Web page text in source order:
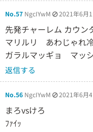
No.57 NgcIYwM 2021年6月
先発チャーレム カウン
マリルリ あわじゃれ
ガラルマッギョ マッ
返信する
No.56 NgcIYwM 2021年6月4
まろvsけろ
ﾌｧｲｯ